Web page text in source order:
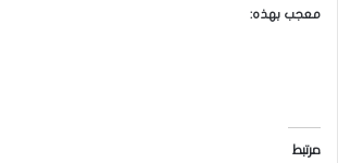
معجب بهذه:
مرتبط